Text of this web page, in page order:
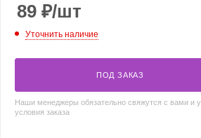
89 ₽/шт
Уточнить наличие
ПОД ЗАКАЗ
Наши менеджеры обязательно свяжутся с вами и
условия заказа